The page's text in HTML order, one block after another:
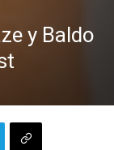
y Baldo